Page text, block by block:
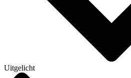
Uitgelicht